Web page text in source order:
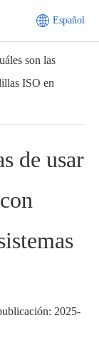
Español
son las
ISO en
de usar
2025-